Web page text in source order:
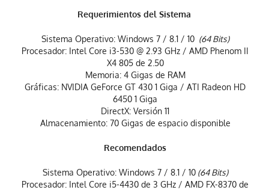
Requerimientos del Sistema
Sistema Operativo: Windows 7 / 8.1 / 10 (64 Bits)
Procesador: Intel Core i3-530 @ 2.93 GHz / AMD Phenom II
X4 805 de 2.50
Memoria: 4 Gigas de RAM
Gráficas: NVIDIA GeForce GT 430 1 Giga / ATI Radeon HD
6450 1 Giga
DirectX: Versión 11
Almacenamiento: 70 Gigas de espacio disponible
Recomendados
Sistema Operativo: Windows 7 / 8.1 / 10(64 Bits)
Procesador: Intel Core i5-4430 de 3 GHz / AMD FX-8370 de